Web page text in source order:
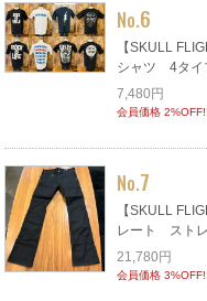
No.6
【SKULL
シャツ 4タイ
7,480円
会員価格 2%OFF!!
No.7
【SKULL
レート スト
21,780円
会員価格 3%OFF!!